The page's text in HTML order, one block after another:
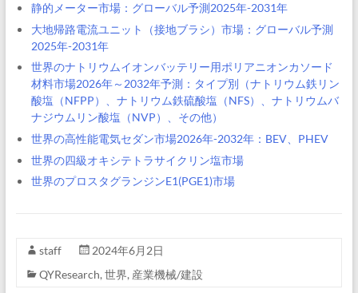
静的メーター市場：グローバル予測2025年-2031年
大地帰路電流ユニット（接地ブラシ）市場：グローバル予測
2025年-2031年
世界のナトリウムイオンバッテリー用ポリアニオンカソード
材料市場2026年～2032年予測：タイプ別（ナトリウム鉄リン
酸塩（NFPP）、ナトリウム鉄硫酸塩（NFS）、ナトリウムバ
ナジウムリン酸塩（NVP）、その他）
世界の高性能電気セダン市場2026年-2032年：BEV、PHEV
世界の四級オキシテトラサイクリン塩市場
世界のプロスタグランジンE1(PGE1)市場
staff
2024年6月2日
QYResearch, 世界, 産業機械/建設